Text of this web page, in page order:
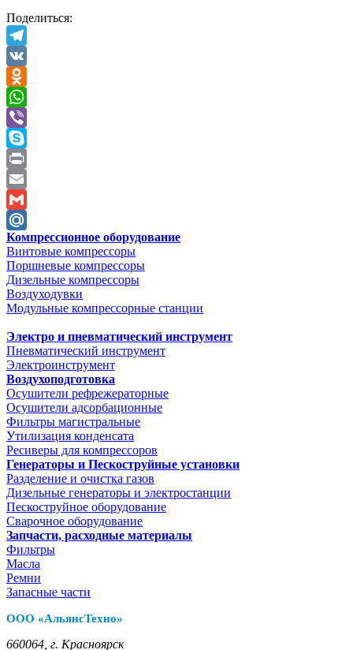
Поделиться:
Telegram
VK
Odnoklassniki
WhatsApp
Viber
Skype
Print
Email
Gmail
Mail.Ru
Компрессионное оборудование
Винтовые компрессоры
Поршневые компрессоры
Дизельные компрессоры
Воздуходувки
Модульные компрессорные станции
Электро и пневматический инструмент
Пневматический инструмент
Электроинструмент
Воздухоподготовка
Осушители рефрежераторные
Осушители адсорбационные
Фильтры магистральные
Утилизация конденсата
Ресиверы для компрессоров
Генераторы и Пескоструйные установки
Разделение и очистка газов
Дизельные генераторы и электростанции
Пескоструйное оборудование
Сварочное оборудование
Запчасти, расходные материалы
Фильтры
Масла
Ремни
Запасные части
ООО «АльянсТехно»
660064, г. Красноярск